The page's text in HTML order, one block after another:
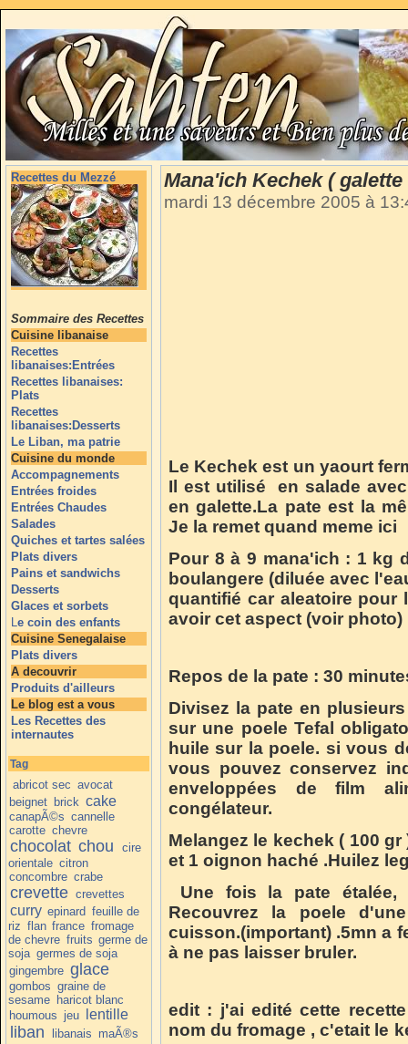
Recettes du Mezzé
Sommaire des Recettes
Cuisine libanaise
Recettes
libanaises:Entrées
Recettes libanaises:
Plats
Recettes
libanaises:Desserts
Le Liban, ma patrie
Cuisine du monde
Accompagnements
Entrées froides
Entrées Chaudes
Salades
Quiches et tartes salées
Plats divers
Pains et sandwichs
Desserts
Glaces et sorbets
Le coin des enfants
Cuisine Senegalaise
Plats divers
A decouvrir
Produits d'ailleurs
Le blog est a vous
Les Recettes des
internautes
Tag
abricot sec avocat
beignet brick cake
canapÃ©s cannelle
carotte chevre
chocolat chou
cire
orientale citron
concombre crabe
crevette crevettes
curry epinard feuille de
riz flan france fromage
de chevre fruits germe de
soja germes de soja
gingembre glace
gombos graine de
sesame haricot blanc
houmous jeu lentille
liban libanais maÃ®s
Mana'ich Kechek (
mardi 13 décembre 2005 à
Le Kechek est un yaourt
Il est utilisé en salade
en galette.La pate est la
Je la remet quand meme ici
Pour 8 à 9 mana'ich : 1 kg
boulangere (diluée avec
quantifié car aleatoire pour
avoir cet aspect (voir photo)
Repos de la pate : 30
Divisez la pate en
sur une poele Tefal
huile sur la poele. si vous
vous pouvez conservez
enveloppées de film
congélateur.
Melangez le kechek ( 100
et 1 oignon haché .Huilez
Une fois la pate
Recouvrez la poele
cuisson.(important) .5mn a
à ne pas laisser bruler.
edit : j'ai edité cette
nom du fromage , c'etait le